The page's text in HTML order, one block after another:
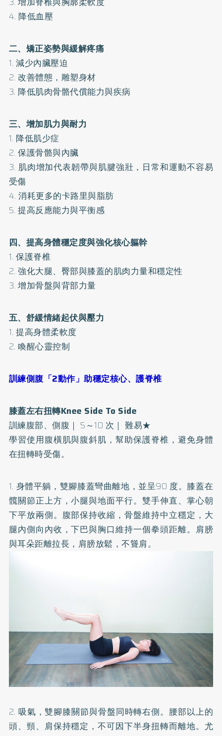
4. 降低血壓
二、 矯正姿勢與緩解疼痛
1. 減少內臟壓迫
2. 改善體態，雕塑身材
3. 降低肌肉骨骼代償能力與疾病
三、增加肌力與耐力
1. 降低肌少症
2. 保護骨骼與內臟
3. 肌肉增加代表韌帶與肌腱強壯，日常和運動不容易
受傷
4. 消耗更多的卡路里與脂肪
5. 提高反應能力與平衡感
四、提高身體穩定度與強化核心軀幹
1. 保護脊椎
2. 強化大腿、臀部與膝蓋的肌肉力量和穩定性
3. 增加骨盤與背部力量
五、舒緩情緒起伏與壓力
1. 提高身體柔軟度
2. 喚醒心靈控制
訓練側腹「2動作」助穩定核心、護脊椎
膝蓋左右扭轉Knee Side To Side
訓練腹部、側腹｜ 5～10 次｜ 難易★
學習使用腹橫肌與腹斜肌，幫助保護脊椎，避免身體
在扭轉時受傷。
1. 身體平躺，雙腳膝蓋彎曲離地，並呈90 度。膝蓋在
髖關節正上方，小腿與地面平行。雙手伸直、掌心朝
下平放兩側。腹部保持收縮，骨盤維持中立穩定，大
腿內側向內收，下巴與胸口維持一個拳頭距離。肩膀
與耳朵距離拉長，肩膀放鬆，不聳肩。
2. 吸氣，雙腳膝關節與骨盤同時轉右側。腰部以上的
頭、頸、肩保持穩定，不可因下半身扭轉而離地。尤